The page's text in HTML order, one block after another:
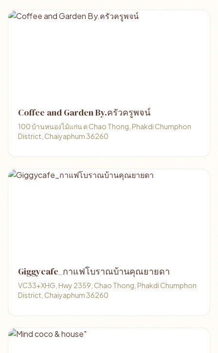
Coffee and Garden By.ครัวครูพจน์
100 บ้านหนองไม้แก่น ต Chao Thong, Phakdi Chumphon
District, Chaiyaphum 36260
Giggycafe_กาแฟโบราณบ้านคุณยายดา
VC33+XHG, Hwy 2359, Chao Thong, Phakdi Chumphon
District, Chaiyaphum 36260